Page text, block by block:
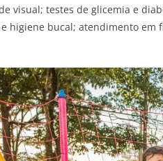
visual; testes de glicemia e
higiene bucal; atendimento em